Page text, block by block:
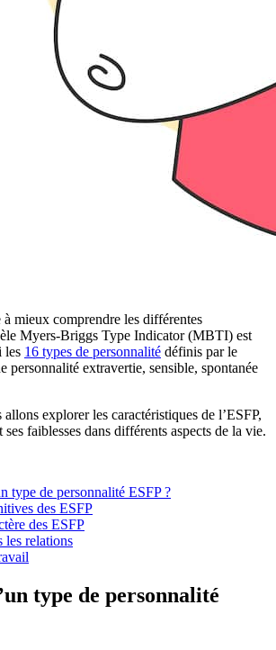
mieux comprendre les différentes
Myers-Briggs Type Indicator (MBTI) est
les 16 types de personnalité définis par le
personnalité extravertie, sensible, spontanée
explorer les caractéristiques de l’ESFP,
ses faiblesses dans différents aspects de la vie.
type de personnalité ESFP ?
des ESFP
des ESFP
les relations
type de personnalité